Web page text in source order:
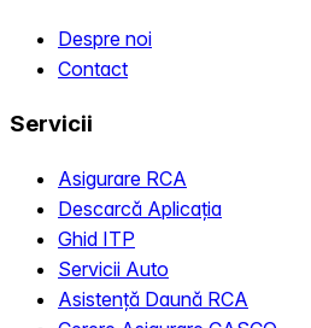
Despre noi
Contact
Servicii
Asigurare RCA
Descarcă Aplicația
Ghid ITP
Servicii Auto
Asistență Daună RCA